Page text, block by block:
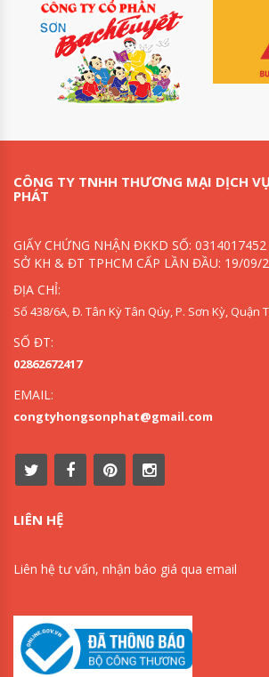
CÔNG TY TNHH THƯƠNG MẠI DỊCH
PHÁT
GIẤY CHỨNG NHẬN ĐKKD SỐ: 0314017452
SỞ KH & ĐT TPHCM CẤP LẦN ĐẦU: 19/09/
ĐỊA CHỈ:
Số 438/6A, Đ. Tân Kỳ Tân Qúy, P. Sơn Kỳ, Quận
SỐ ĐT:
02862672417
EMAIL:
congtyhongsonphat@gmail.com
LIÊN HỆ
Liên hệ tư vấn, nhận báo giá qua email